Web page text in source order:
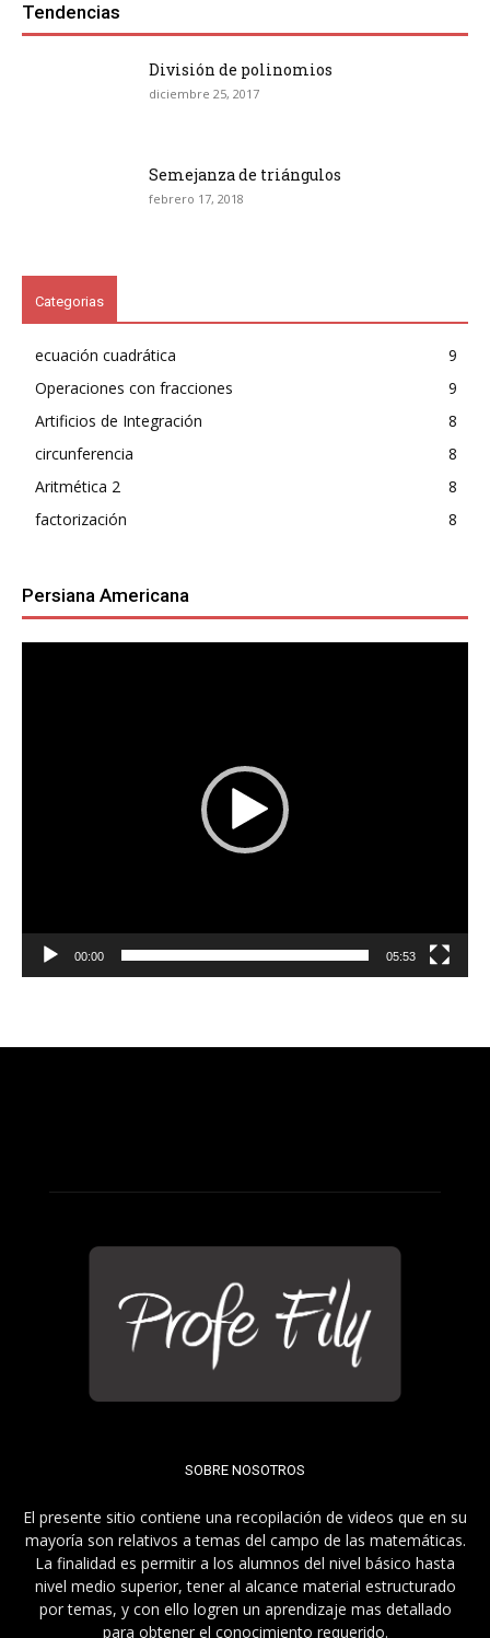
Tendencias
División de polinomios
diciembre 25, 2017
Semejanza de triángulos
febrero 17, 2018
Categorias
ecuación cuadrática
9
Operaciones con fracciones
9
Artificios de Integración
8
circunferencia
8
Aritmética 2
8
factorización
8
Persiana Americana
00:00 05:53
SOBRE NOSOTROS
El presente sitio contiene una recopilación de videos que en su
mayoría son relativos a temas del campo de las matemáticas.
La finalidad es permitir a los alumnos del nivel básico hasta
nivel medio superior, tener al alcance material estructurado
por temas, y con ello logren un aprendizaje mas detallado
para obtener el conocimiento requerido.